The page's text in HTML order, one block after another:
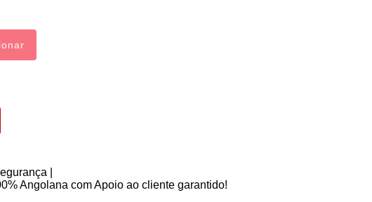
|
Angolana com Apoio ao cliente garantido!